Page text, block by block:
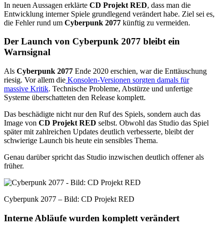
In neuen Aussagen erklärte CD Projekt RED, dass man die
Entwicklung interner Spiele grundlegend verändert habe. Ziel sei es,
die Fehler rund um Cyberpunk 2077 künftig zu vermeiden.
Der Launch von Cyberpunk 2077 bleibt ein
Warnsignal
Als Cyberpunk 2077 Ende 2020 erschien, war die Enttäuschung
riesig. Vor allem die Konsolen-Versionen sorgten damals für
massive Kritik. Technische Probleme, Abstürze und unfertige
Systeme überschatteten den Release komplett.
Das beschädigte nicht nur den Ruf des Spiels, sondern auch das
Image von CD Projekt RED selbst. Obwohl das Studio das Spiel
später mit zahlreichen Updates deutlich verbesserte, bleibt der
schwierige Launch bis heute ein sensibles Thema.
Genau darüber spricht das Studio inzwischen deutlich offener als
früher.
Cyberpunk 2077 – Bild: CD Projekt RED
Interne Abläufe wurden komplett verändert